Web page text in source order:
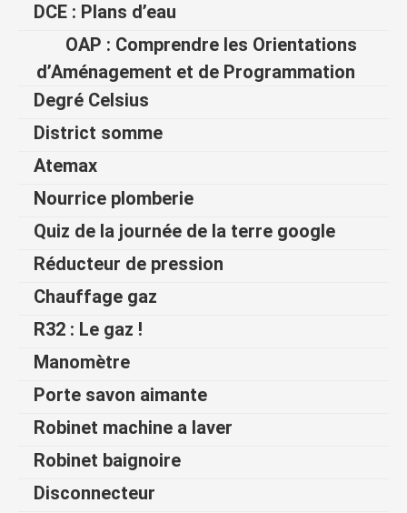
DCE : Plans d’eau
OAP : Comprendre les Orientations
d’Aménagement et de Programmation
Degré Celsius
District somme
Atemax
Nourrice plomberie
Quiz de la journée de la terre google
Réducteur de pression
Chauffage gaz
R32 : Le gaz !
Manomètre
Porte savon aimante
Robinet machine a laver
Robinet baignoire
Disconnecteur